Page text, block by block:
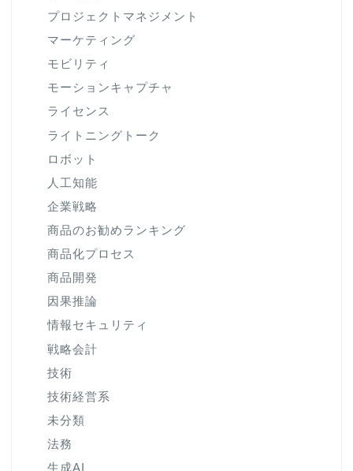
プロジェクトマネジメント
マーケティング
モビリティ
モーションキャプチャ
ライセンス
ライトニングトーク
ロボット
人工知能
企業戦略
商品のお勧めランキング
商品化プロセス
商品開発
因果推論
情報セキュリティ
戦略会計
技術
技術経営系
未分類
法務
生成AI